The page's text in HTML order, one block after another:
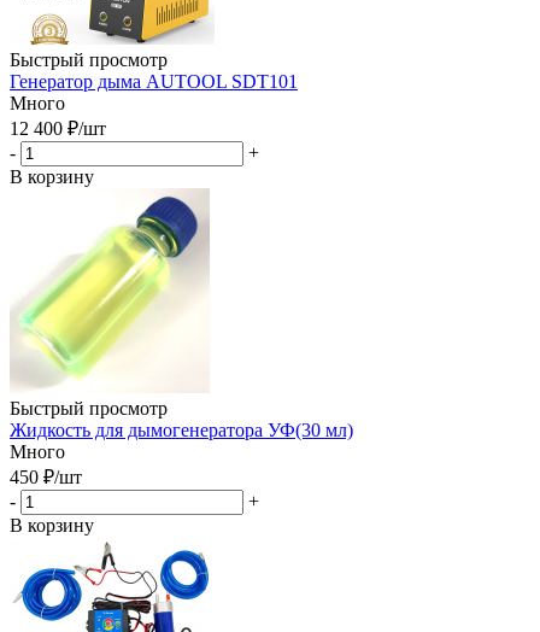
Быстрый просмотр
Генератор дыма AUTOOL SDT101
Много
12 400 ₽/шт
-
+
В корзину
Быстрый просмотр
Жидкость для дымогенератора УФ(30 мл)
Много
450 ₽/шт
-
+
В корзину